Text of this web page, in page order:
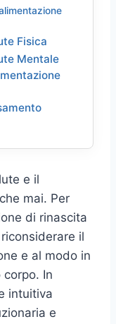
Fisica
Mentale
e il
mai. Per
di rinascita
il
e al modo in
In
intuitiva
e